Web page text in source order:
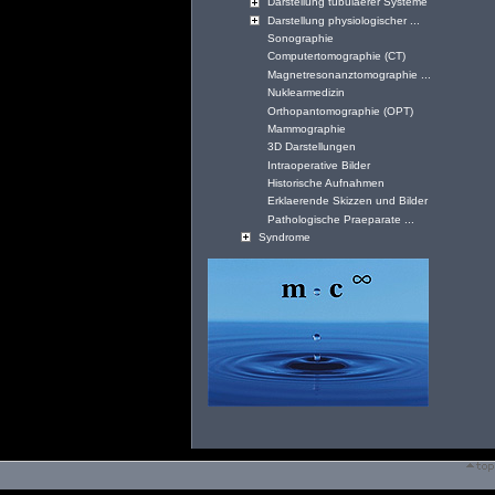
Darstellung physiologischer ...
Sonographie
Computertomographie (CT)
Magnetresonanztomographie ...
Nuklearmedizin
Orthopantomographie (OPT)
Mammographie
3D Darstellungen
Intraoperative Bilder
Historische Aufnahmen
Erklaerende Skizzen und Bilder
Pathologische Praeparate ...
Syndrome